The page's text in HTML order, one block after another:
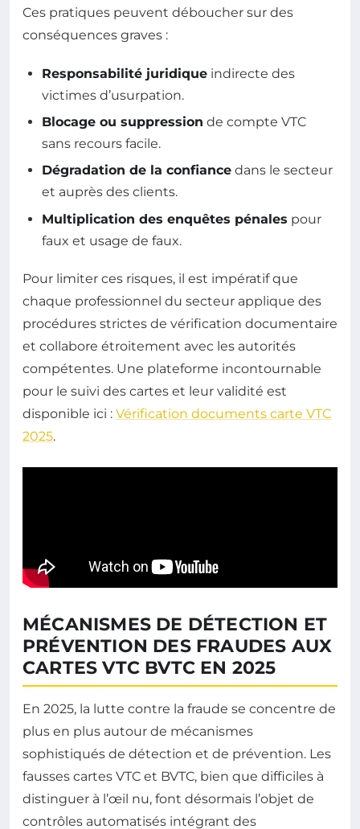
Ces pratiques peuvent déboucher sur des
conséquences graves :
Responsabilité juridique indirecte des
victimes d’usurpation.
Blocage ou suppression de compte VTC
sans recours facile.
Dégradation de la confiance dans le secteur
et auprès des clients.
Multiplication des enquêtes pénales pour
faux et usage de faux.
Pour limiter ces risques, il est impératif que
chaque professionnel du secteur applique des
procédures strictes de vérification documentaire
et collabore étroitement avec les autorités
compétentes. Une plateforme incontournable
pour le suivi des cartes et leur validité est
disponible ici : Vérification documents carte VTC
2025.
MÉCANISMES DE DÉTECTION ET
PRÉVENTION DES FRAUDES AUX
CARTES VTC BVTC EN 2025
En 2025, la lutte contre la fraude se concentre de
plus en plus autour de mécanismes
sophistiqués de détection et de prévention. Les
fausses cartes VTC et BVTC, bien que difficiles à
distinguer à l’œil nu, font désormais l’objet de
contrôles automatisés intégrant des